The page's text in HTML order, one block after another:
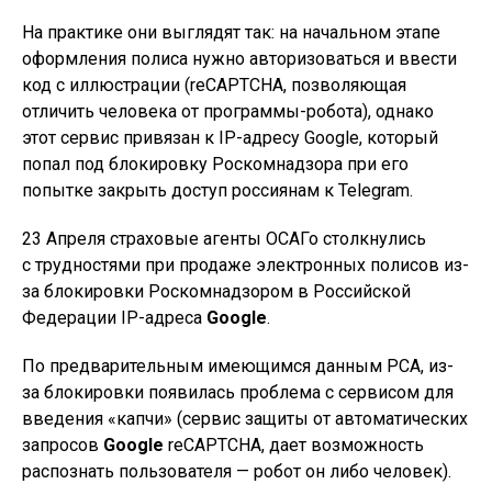
На практике они выглядят так: на начальном этапе
оформления полиса нужно авторизоваться и ввести
код с иллюстрации (reCAPTCHA, позволяющая
отличить человека от программы-робота), однако
этот сервис привязан к IP-адресу Google, который
попал под блокировку Роскомнадзора при его
попытке закрыть доступ россиянам к Telegram.
23 Апреля страховые агенты ОСАГо столкнулись
с трудностями при продаже электронных полисов из-
за блокировки Роскомнадзором в Российской
Федерации IP-адреса Google.
По предварительным имеющимся данным РСА, из-
за блокировки появилась проблема с сервисом для
введения «капчи» (сервис защиты от автоматических
запросов Google reCAPTCHA, дает возможность
распознать пользователя — робот он либо человек).